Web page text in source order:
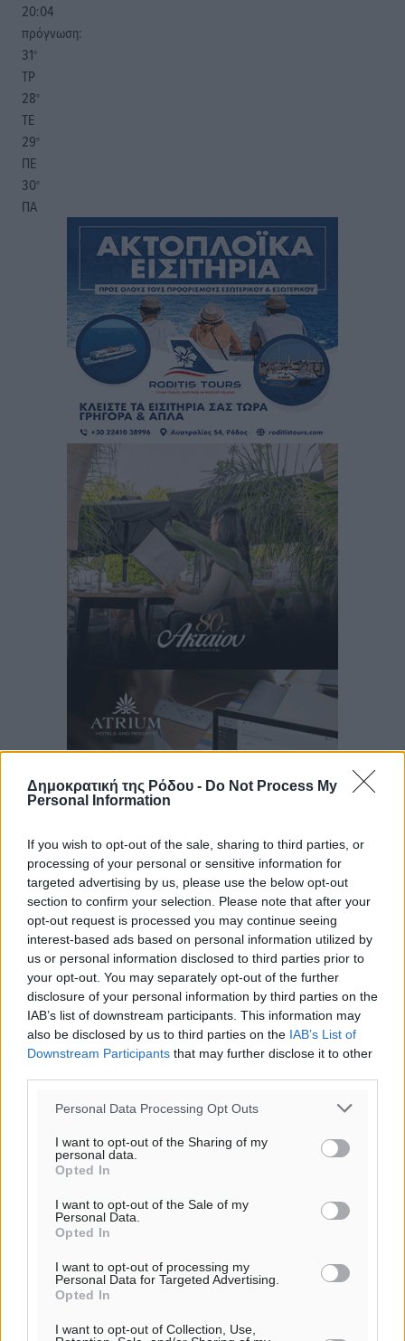
Δημοκρατική της Ρόδου - Do Not Process My
Personal Information
If you wish to opt-out of the sale, sharing to third parties, or
processing of your personal or sensitive information for
targeted advertising by us, please use the below opt-out
section to confirm your selection. Please note that after your
opt-out request is processed you may continue seeing
interest-based ads based on personal information utilized by
us or personal information disclosed to third parties prior to
your opt-out. You may separately opt-out of the further
disclosure of your personal information by third parties on the
IAB’s list of downstream participants. This information may
also be disclosed by us to third parties on the IAB’s List of
Downstream Participants that may further disclose it to other
Personal Data Processing Opt Outs
I want to opt-out of the Sharing of my
personal data.
Opted In
I want to opt-out of the Sale of my
Personal Data.
Opted In
I want to opt-out of processing my
Personal Data for Targeted Advertising.
Opted In
I want to opt-out of Collection, Use,
20:04
πρόγνωση:
31°
ΤΡ
28°
ΤΕ
29°
ΠΕ
30°
ΠΑ
Ροή ειδήσεων
Στη Λέρο ο πρόεδρος του ΠΑΣΟΚ Νίκος Ανδρουλάκης
Τοπικές Ειδήσεις• πριν 25 λεπτά
Στα 2-2,35 GW ο στόχος για τα πρώτα υπεράκτια
αιολικά πάρκα που θα λειτουργήσουν στη χώρα μας
Ειδήσεις• πριν 2 ώρες
γεωπολιτικές αναταράξεις
Ειδήσεις• πριν 2 ώρες
Σε κόκκινο συναγερμό επτά Περιφέρειες – Οι οδηγίες
της Πολιτικής Προστασίας και ο Χάρτης Πρόβλεψης
Πυρκαγιάς
Ειδήσεις• πριν 2 ώρες
ΑΑΔΕ: Αυξάνονται οι «καρφωτές» για φοροδιαφυγή